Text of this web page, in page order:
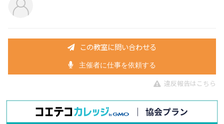
この教室に問い合わせる
主催者に仕事を依頼する
違反報告はこちら